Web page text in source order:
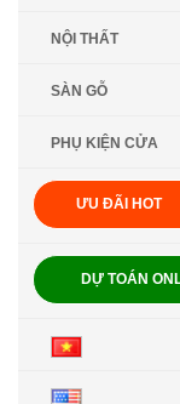
NỘI THẤT
SÀN GỖ
PHỤ KIỆN CỬA
ƯU ĐÃI HOT
DỰ TOÁN